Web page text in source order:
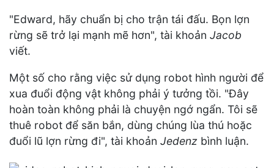
"Edward, hãy chuẩn bị cho trận tái đấu. Bọn lợn
rừng sẽ trở lại mạnh mẽ hơn", tài khoản Jacob
viết.
Một số cho rằng việc sử dụng robot hình người để
xua đuổi động vật không phải ý tưởng tồi. "Đây
hoàn toàn không phải là chuyện ngớ ngẩn. Tôi sẽ
thuê robot để săn bắn, dùng chúng lùa thú hoặc
đuổi lũ lợn rừng đi", tài khoản Jedenz bình luận.